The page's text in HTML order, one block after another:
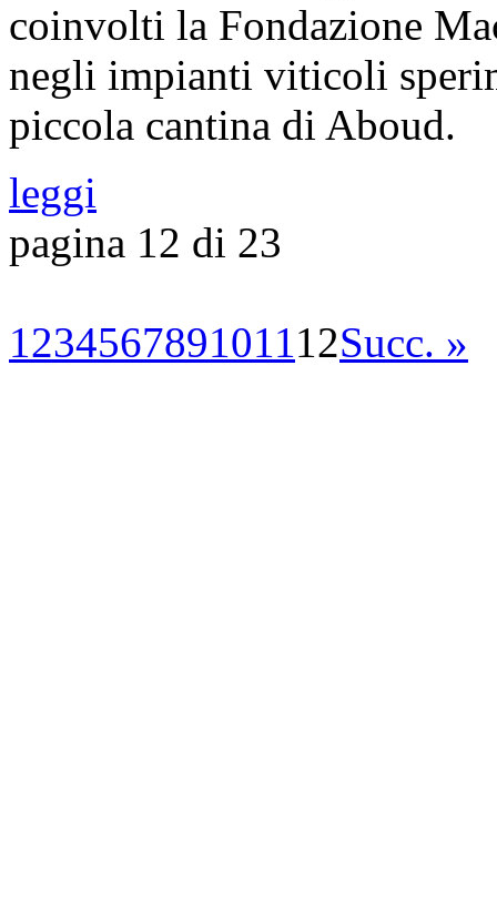
coinvolti la Fondazione
negli impianti viticoli
piccola cantina di Aboud.
leggi
pagina 12 di 23
123456789101112Succ. »